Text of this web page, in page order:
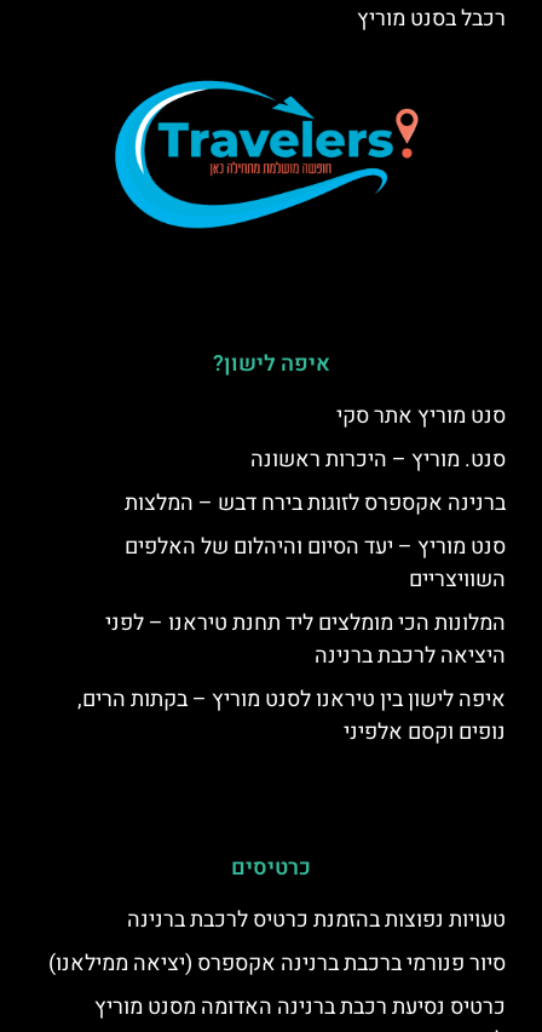
רכבל בסנט מוריץ
איפה לישון?
סנט מוריץ אתר סקי
סנט. מוריץ – היכרות ראשונה
ברנינה אקספרס לזוגות בירח דבש – המלצות
סנט מוריץ – יעד הסיום והיהלום של האלפים
השוויצריים
המלונות הכי מומלצים ליד תחנת טיראנו – לפני
היציאה לרכבת ברנינה
איפה לישון בין טיראנו לסנט מוריץ – בקתות הרים,
נופים וקסם אלפיני
כרטיסים
טעויות נפוצות בהזמנת כרטיס לרכבת ברנינה
סיור פנורמי ברכבת ברנינה אקספרס (יציאה ממילאנו)
כרטיס נסיעת רכבת ברנינה האדומה מסנט מוריץ